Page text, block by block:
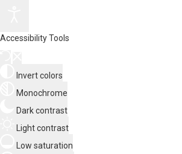
Accessibility Tools
Invert colors
Monochrome
Dark contrast
Light contrast
Low saturation